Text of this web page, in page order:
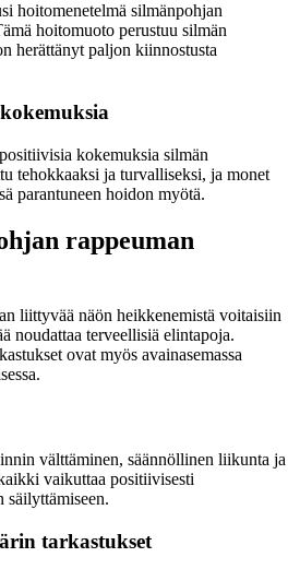
hoitomenetelmä silmänpohjan
hoitomuoto perustuu silmän
herättänyt paljon kiinnostusta
kokemuksia silmän
tehokkaaksi ja turvalliseksi, ja monet
parantuneen hoidon myötä.
rappeuman
liittyvää näön heikkenemistä voitaisiin
noudattaa terveellisiä elintapoja.
ovat myös avainasemassa
välttäminen, säännöllinen liikunta ja
vaikuttaa positiivisesti
säilyttämiseen.
tarkastukset